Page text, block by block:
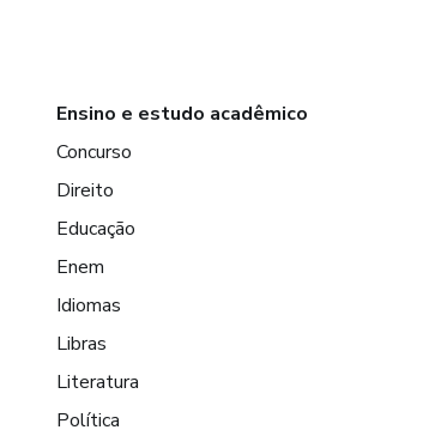
Ensino e estudo acadêmico
Concurso
Direito
Educação
Enem
Idiomas
Libras
Literatura
Política